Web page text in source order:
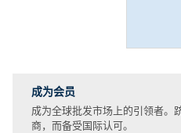
成为会员
成为全球批发市场上的引领者。
商，而备受国际认可。